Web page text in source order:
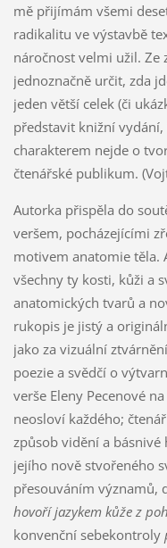
mě přijímám všemi
radikalitu ve výstavbě
náročnost velmi užil. Ze
jednoznačně určit, zda
jeden větší celek (či
představit knižní
charakterem nejde o
čtenářské publikum.
Autorka přispěla do
veršem, pocházejícími
motivem anatomie těla.
všechny ty kosti, kůži a
anatomických tvarů a
rukopis je jistý a
jako za vizuální
poezie a svědčí o
verše Eleny Pecenové
neosloví každého;
způsob vidění a
jejího nově stvořeného
přesouváním významů,
hovoří jazykem kůže z
konvenční sebekontroly